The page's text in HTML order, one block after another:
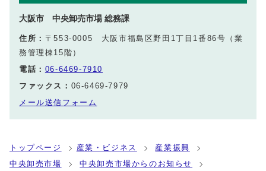
大阪市 中央卸売市場 総務課
住所： 〒553-0005 大阪市福島区野田1丁目1番86号（業
務管理棟15階）
電話： 06-6469-7910
ファックス： 06-6469-7979
メール送信フォーム
トップページ 産業・ビジネス
産業振興
中央卸売市場
中央卸売市場からのお知らせ